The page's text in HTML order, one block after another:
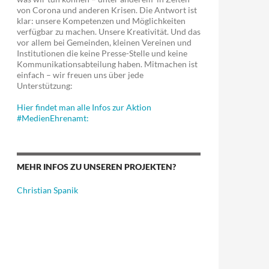
von Corona und anderen Krisen. Die Antwort ist
klar: unsere Kompetenzen und Möglichkeiten
verfügbar zu machen. Unsere Kreativität. Und das
vor allem bei Gemeinden, kleinen Vereinen und
Institutionen die keine Presse-Stelle und keine
Kommunikationsabteilung haben. Mitmachen ist
einfach – wir freuen uns über jede
Unterstützung:
Hier findet man alle Infos zur Aktion
#MedienEhrenamt:
MEHR INFOS ZU UNSEREN PROJEKTEN?
Christian Spanik